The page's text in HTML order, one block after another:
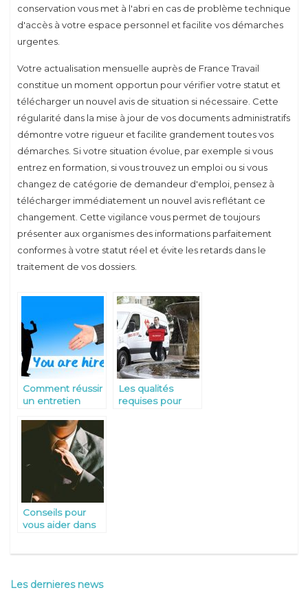
conservation vous met à l'abri en cas de problème technique
d'accès à votre espace personnel et facilite vos démarches
urgentes.
Votre actualisation mensuelle auprès de France Travail
constitue un moment opportun pour vérifier votre statut et
télécharger un nouvel avis de situation si nécessaire. Cette
régularité dans la mise à jour de vos documents administratifs
démontre votre rigueur et facilite grandement toutes vos
démarches. Si votre situation évolue, par exemple si vous
entrez en formation, si vous trouvez un emploi ou si vous
changez de catégorie de demandeur d'emploi, pensez à
télécharger immédiatement un nouvel avis reflétant ce
changement. Cette vigilance vous permet de toujours
présenter aux organismes des informations parfaitement
conformes à votre statut réel et évite les retards dans le
traitement de vos dossiers.
Comment réussir
un entretien
Les qualités
requises pour
Conseils pour
vous aider dans
Les dernieres news